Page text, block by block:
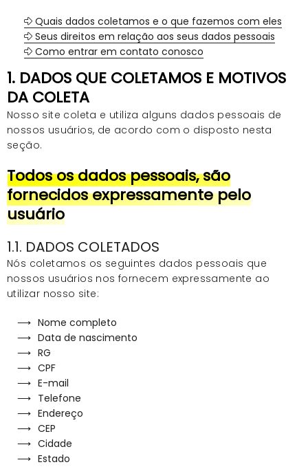
Quais dados coletamos e o que fazemos com eles
Seus direitos em relação aos seus dados pessoais
Como entrar em contato conosco
1. DADOS QUE COLETAMOS E MOTIVOS
DA COLETA
Nosso site coleta e utiliza alguns dados pessoais de
nossos usuários, de acordo com o disposto nesta
seção.
Todos os dados pessoais, são
fornecidos expressamente pelo
usuário
1.1. DADOS COLETADOS
Nós coletamos os seguintes dados pessoais que
nossos usuários nos fornecem expressamente ao
utilizar nosso site:
Nome completo
Data de nascimento
RG
CPF
E-mail
Telefone
Endereço
CEP
Cidade
Estado